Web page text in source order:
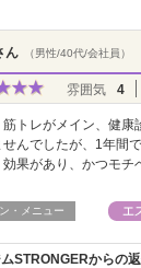
ん （男性/40代/会社員）
雰囲気 4
トレがメイン、健康
んでしたが、1年間
果があり、かつモチ
・メニュー
STRONGERからの